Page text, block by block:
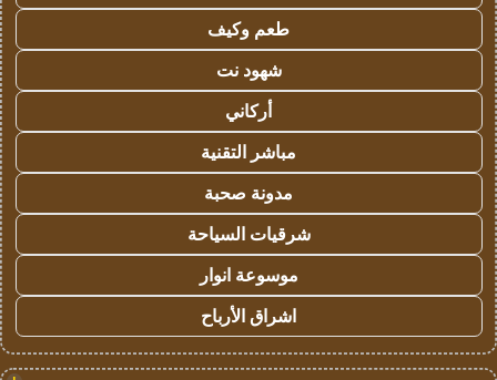
طعم وكيف
شهود نت
أركاني
مباشر التقنية
مدونة صحبة
شرقيات السياحة
موسوعة انوار
اشراق الأرباح